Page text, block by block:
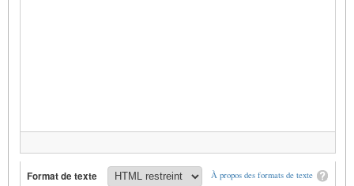
À propos des formats de texte
Format de texte